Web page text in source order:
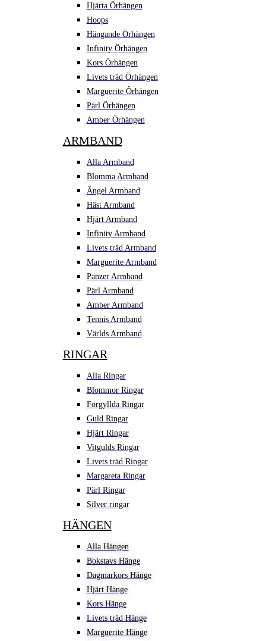
Hjärta Örhängen
Hoops
Hängande Örhängen
Infinity Örhängen
Kors Örhängen
Livets träd Örhängen
Marguerite Ôrhängen
Pärl Örhängen
Amber Örhängen
ARMBAND
Alla Armband
Blomma Armband
Ängel Armband
Häst Armband
Hjärt Armband
Infinity Armband
Livets träd Armband
Marguerite Armband
Panzer Armband
Pärl Armband
Amber Armband
Tennis Armband
Världs Armband
RINGAR
Alla Ringar
Blommor Ringar
Förgyllda Ringar
Guld Ringar
Hjärt Ringar
Vitgulds Ringar
Livets träd Ringar
Margareta Ringar
Pärl Ringar
Silver ringar
HÄNGEN
Alla Hängen
Bokstavs Hänge
Dagmarkors Hänge
Hjärt Hänge
Kors Hänge
Livets träd Hänge
Marguerite Hänge